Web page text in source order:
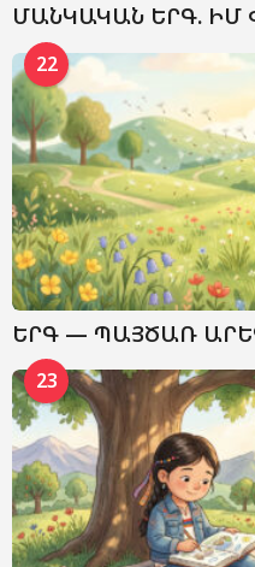
ՄԱՆԿԱԿԱՆ ԵՐԳ. ԻՄ
22
ԵՐԳ — ՊԱՅԾԱՌ
23